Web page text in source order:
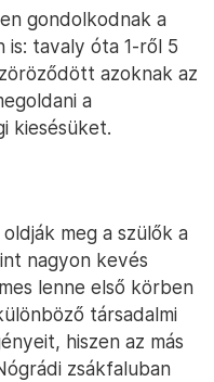
gondolkodnak a
tavaly óta 1-ről 5
azoknak az
a
kiesésüket.
meg a szülők a
nagyon kevés
lenne első körben
társadalmi
hiszen az más
zsákfaluban